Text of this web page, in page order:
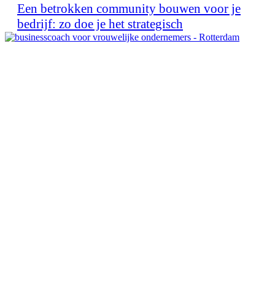
Een betrokken community bouwen voor je
bedrijf: zo doe je het strategisch